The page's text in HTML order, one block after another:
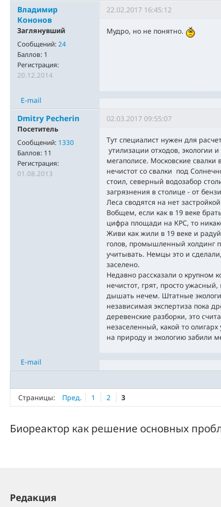
Владимир
Кононов
Заглянувший
Сообщений: 24
Баллов: 1
Регистрация:
20.12.2014
22.02.2017 16:45:12
Мудро, но не понятно.
E-mail
Dmitry Pecherin
Посетитель
Сообщений: 1330
Баллов: 11
Регистрация:
01.08.2013
02.03.2017 09:55:07
Тут специалист нужен для
утилизации отходов, экологии
мегаполисе. Московские
нечистот со свалки под
стоил, северный водозабор
загрязнения в столице - от
Леса сводятся на нет
Вобщем, если как в 19 веке
цифра площади на КРС, то
Живи как жили в 19 веке и
голов, промышленный холдинг
учитывать. Немцы это и
заселено.
Недавно рассказали о крупном
нечистот, грят, просто
дышать нечем. Штатные
независимая экспертиза пока
деревенские разборки, это
незаселенный, какой то
на природу и экологию забили
E-mail
Страницы: Пред. 1 2 3
Биореактор как решение основных
Редакция